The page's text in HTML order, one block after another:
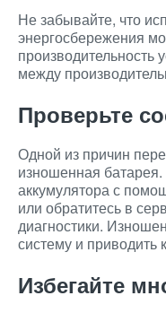
Не забывайте, что
энергосбережения
производительность
между
Проверьте
Одной из причин
изношенная
аккумулятора с
или обратитесь в
диагностики.
систему и приводить
Избегайте